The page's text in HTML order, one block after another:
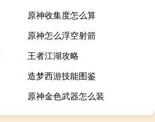
原神收集度怎么算
原神怎么浮空射箭
王者江湖攻略
造梦西游技能图鉴
原神金色武器怎么装